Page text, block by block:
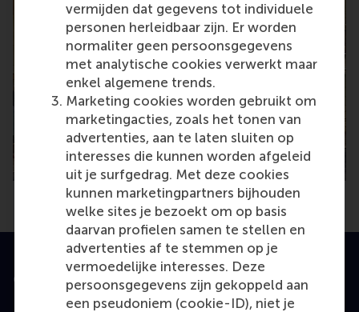
vermijden dat gegevens tot individuele
personen herleidbaar zijn. Er worden
normaliter geen persoonsgegevens
met analytische cookies verwerkt maar
enkel algemene trends.
Marketing cookies worden gebruikt om
marketingacties, zoals het tonen van
advertenties, aan te laten sluiten op
interesses die kunnen worden afgeleid
uit je surfgedrag. Met deze cookies
kunnen marketingpartners bijhouden
welke sites je bezoekt om op basis
daarvan profielen samen te stellen en
advertenties af te stemmen op je
vermoedelijke interesses. Deze
persoonsgegevens zijn gekoppeld aan
een pseudoniem (cookie-ID), niet je
Geaccrediteerd door